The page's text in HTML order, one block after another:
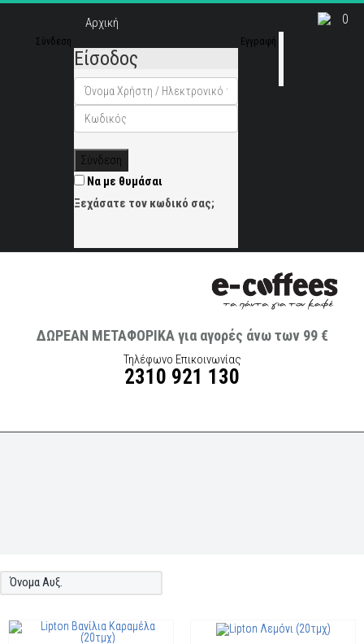
Αρχική
Σύνδεση
Είσοδος
Σύνδεση
Να με θυμάσαι
Ξεχάσατε τον κωδικό σας;
Εγγραφή
ΔΩΡΕΑΝ ΜΕΤΑΦΟΡΙΚΑ για αγορές άνω των 99 €
Τηλέφωνο Επικοινωνίας
2310 921 130
Όνομα Αυξ.
0